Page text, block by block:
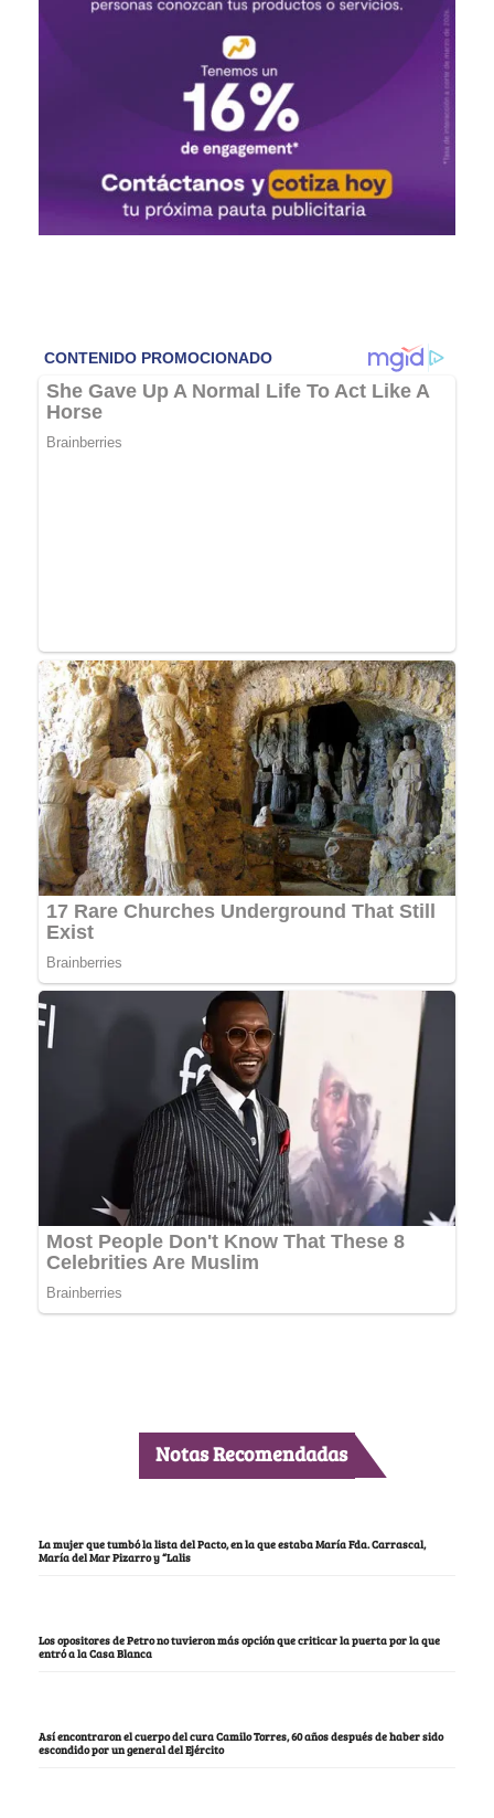
Notas Recomendadas
La mujer que tumbó la lista del Pacto, en la que estaba María Fda. Carrascal,
María del Mar Pizarro y “Lalis
Los opositores de Petro no tuvieron más opción que criticar la puerta por la que
entró a la Casa Blanca
Así encontraron el cuerpo del cura Camilo Torres, 60 años después de haber sido
escondido por un general del Ejército